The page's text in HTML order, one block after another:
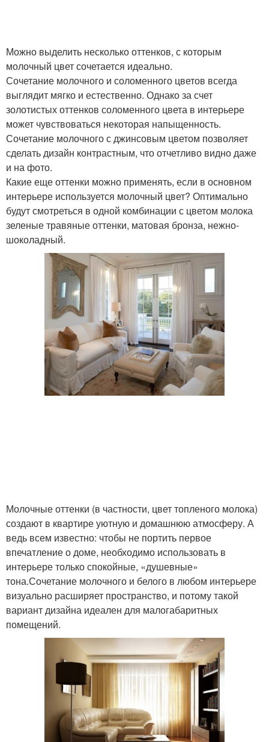
Можно выделить несколько оттенков, с которым
молочный цвет сочетается идеально.
Сочетание молочного и соломенного цветов всегда
выглядит мягко и естественно. Однако за счет
золотистых оттенков соломенного цвета в интерьере
может чувствоваться некоторая напыщенность.
Сочетание молочного с джинсовым цветом позволяет
сделать дизайн контрастным, что отчетливо видно даже
и на фото.
Какие еще оттенки можно применять, если в основном
интерьере используется молочный цвет? Оптимально
будут смотреться в одной комбинации с цветом молока
зеленые травяные оттенки, матовая бронза, нежно-
шоколадный.
Молочные оттенки (в частности, цвет топленого молока)
создают в квартире уютную и домашнюю атмосферу. А
ведь всем известно: чтобы не портить первое
впечатление о доме, необходимо использовать в
интерьере только спокойные, «душевные»
тона.Сочетание молочного и белого в любом интерьере
визуально расширяет пространство, и потому такой
вариант дизайна идеален для малогабаритных
помещений.